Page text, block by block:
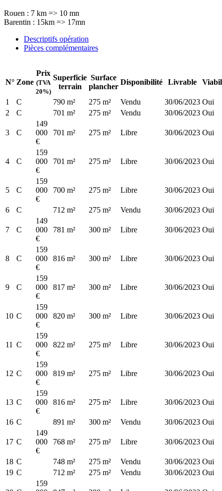
Rouen : 7 km => 10 mn
Barentin : 15km => 17mn
Descriptifs opération
Pièces complémentaires
N° Zone
Prix
(TVA
20%)
Superficie
terrain
Surface
plancher
Disponibilité Livrable
1 C 790 m² 275 m² Vendu 30/06/2023 Oui
2
C 701 m² 275 m² Vendu 30/06/2023 Oui
3 C
149
000
€
701 m² 275 m² Libre 30/06/2023 Oui
4 C
159
000
€
701 m² 275 m² Libre 30/06/2023 Oui
5 C
159
000
€
700 m² 275 m² Libre 30/06/2023 Oui
6 C 712 m² 275 m² Vendu 30/06/2023 Oui
7 C
149
000
€
781 m² 300 m² Libre 30/06/2023 Oui
8 C
159
000
€
816 m² 300 m² Libre 30/06/2023 Oui
9 C
159
000
€
817 m² 300 m² Libre 30/06/2023 Oui
10 C
159
000
€
820 m² 300 m² Libre 30/06/2023 Oui
11 C
159
000
€
822 m² 275 m² Libre 30/06/2023 Oui
12 C
159
000
€
819 m² 275 m² Libre 30/06/2023 Oui
13 C
159
000
€
816 m² 275 m² Libre 30/06/2023 Oui
16 C 891 m² 300 m² Vendu 30/06/2023 Oui
17 C
149
000
€
768 m² 275 m² Libre 30/06/2023 Oui
18 C 748 m² 275 m² Vendu 30/06/2023 Oui
19 C 712 m² 275 m² Vendu 30/06/2023 Oui
159